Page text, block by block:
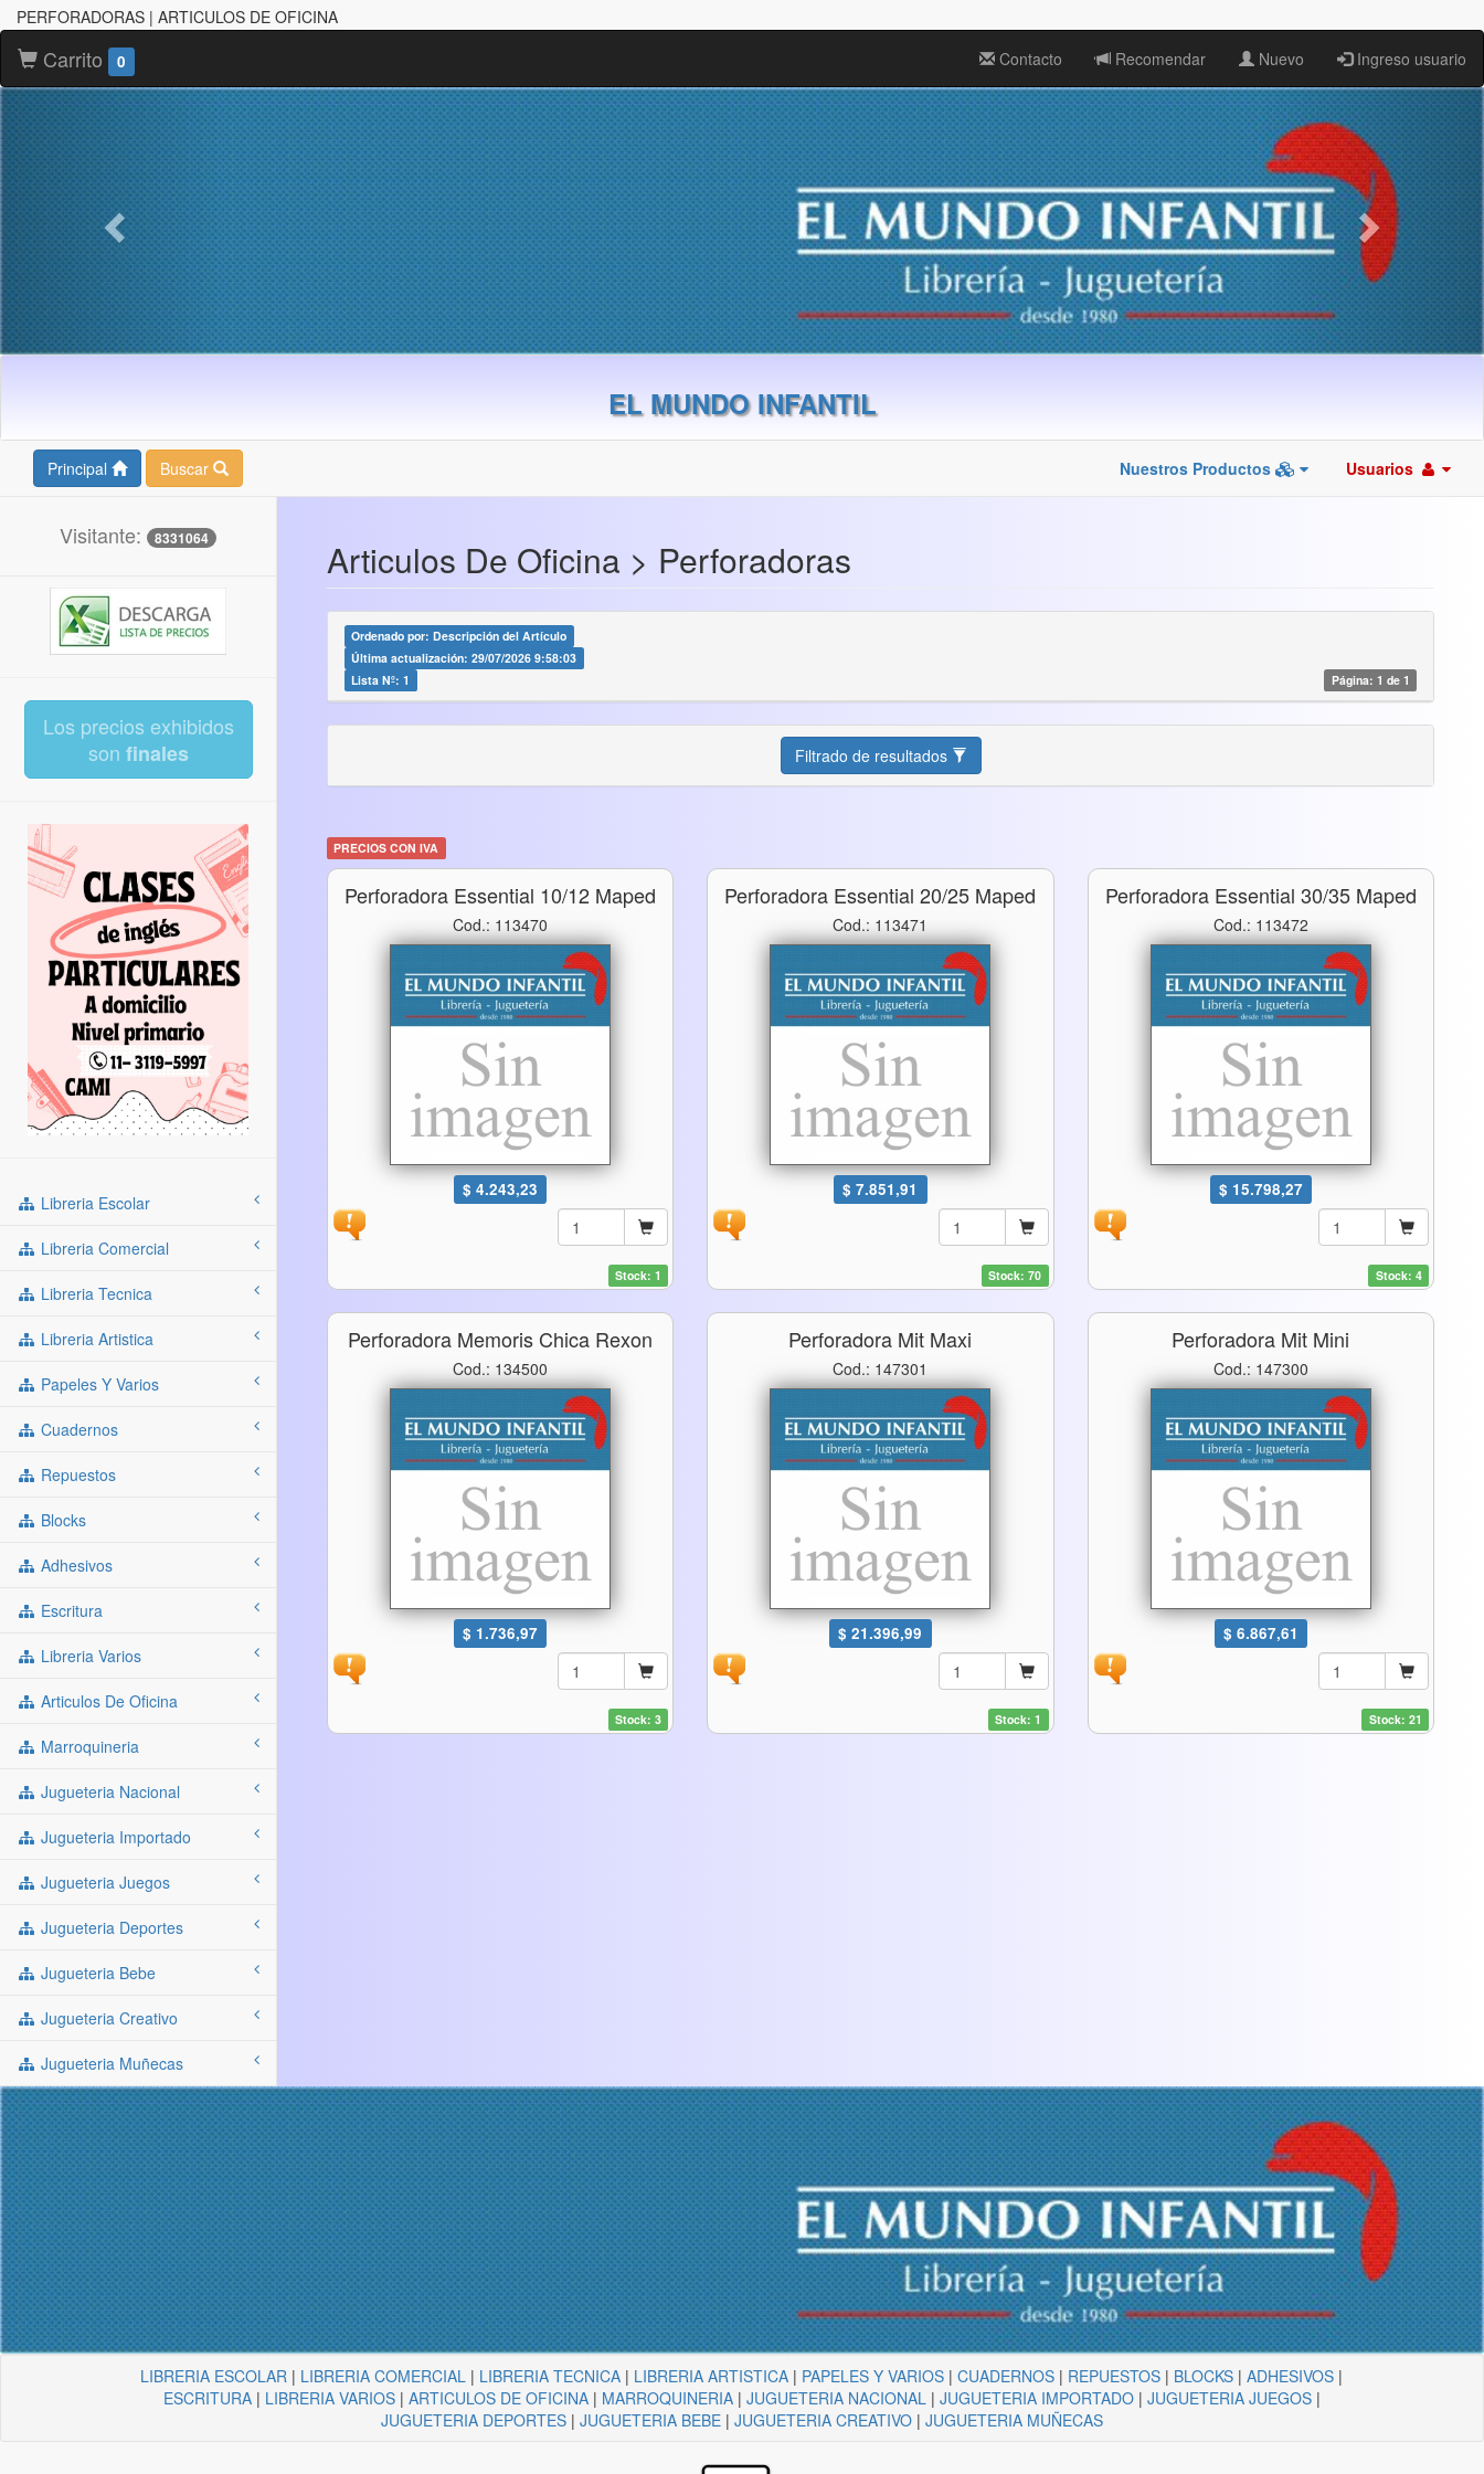
PERFORADORAS | ARTICULOS DE OFICINA
Carrito 0 Contacto Recomendar Nuevo Ingreso usuario
EL MUNDO INFANTIL
Principal Buscar Nuestros Productos Usuarios
Visitante: 8331064
Los precios exhibidos
son finales
Libreria Escolar
Libreria Comercial
Libreria Tecnica
Libreria Artistica
Papeles Y Varios
Cuadernos
Repuestos
Blocks
Adhesivos
Escritura
Libreria Varios
Articulos De Oficina
Marroquineria
Jugueteria Nacional
Jugueteria Importado
Jugueteria Juegos
Jugueteria Deportes
Jugueteria Bebe
Jugueteria Creativo
Jugueteria Muñecas
Articulos De Oficina > Perforadoras
Ordenado por: Descripción del Artículo
Última actualización: 29/07/2026 9:58:03
Lista Nº: 1
Página: 1 de 1
Filtrado de resultados
PRECIOS CON IVA
Perforadora Essential 10/12 Maped
Cod.: 113470
$ 4.243,23
Stock: 1
Perforadora Essential 20/25 Maped
Cod.: 113471
$ 7.851,91
Stock: 70
Perforadora Essential 30/35 Maped
Cod.: 113472
$ 15.798,27
Stock: 4
Perforadora Memoris Chica Rexon
Cod.: 134500
$ 1.736,97
Stock: 3
Perforadora Mit Maxi
Cod.: 147301
$ 21.396,99
Stock: 1
Perforadora Mit Mini
Cod.: 147300
$ 6.867,61
Stock: 21
LIBRERIA ESCOLAR | LIBRERIA COMERCIAL | LIBRERIA TECNICA | LIBRERIA ARTISTICA | PAPELES Y VARIOS |CUADERNOS | REPUESTOS | BLOCKS |ADHESIVOS |
ESCRITURA| LIBRERIA VARIOS| ARTICULOS DE OFICINA| MARROQUINERIA| JUGUETERIA NACIONAL | JUGUETERIA IMPORTADO| JUGUETERIA JUEGOS|
JUGUETERIA DEPORTES| JUGUETERIA BEBE| JUGUETERIA CREATIVO| JUGUETERIA MUÑECAS